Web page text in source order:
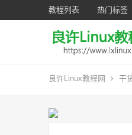
教程列表 热门标签
良许Linux教程网 干